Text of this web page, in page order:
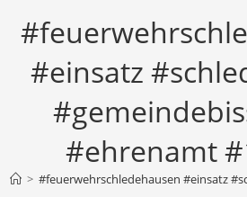
#einsatz
#ehrenamt
> #feuerwehrschledehausen #einsatz